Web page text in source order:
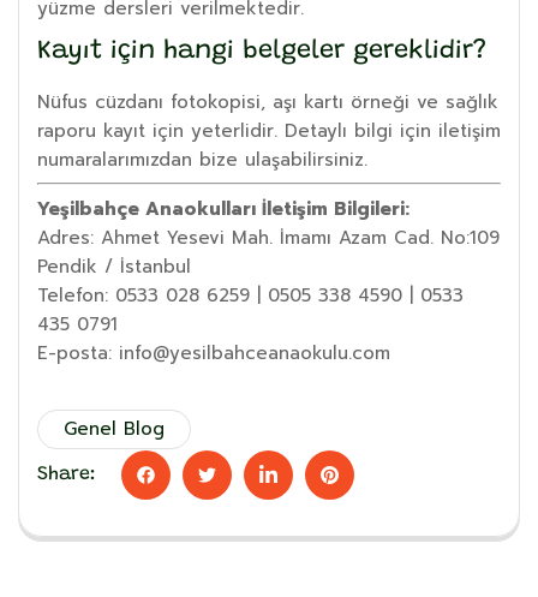
yüzme dersleri verilmektedir.
Kayıt için hangi belgeler gereklidir?
Nüfus cüzdanı fotokopisi, aşı kartı örneği ve sağlık
raporu kayıt için yeterlidir. Detaylı bilgi için iletişim
numaralarımızdan bize ulaşabilirsiniz.
Yeşilbahçe Anaokulları İletişim Bilgileri:
Adres: Ahmet Yesevi Mah. İmamı Azam Cad. No:109
Pendik / İstanbul
Telefon: 0533 028 6259 | 0505 338 4590 | 0533
435 0791
E-posta: info@yesilbahceanaokulu.com
Genel Blog
Share: